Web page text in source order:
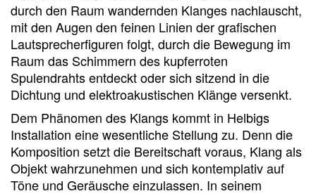
durch den Raum wandernden Klanges nachlauscht,
mit den Augen den feinen Linien der grafischen
Lautsprecherfiguren folgt, durch die Bewegung im
Raum das Schimmern des kupferroten
Spulendrahts entdeckt oder sich sitzend in die
Dichtung und elektroakustischen Klänge versenkt.
Dem Phänomen des Klangs kommt in Helbigs
Installation eine wesentliche Stellung zu. Denn die
Komposition setzt die Bereitschaft voraus, Klang als
Objekt wahrzunehmen und sich kontemplativ auf
Töne und Geräusche einzulassen. In seinem